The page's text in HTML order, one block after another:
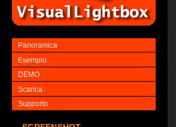
Panoramica
Esempio
DEMO
Scarica
Supporto